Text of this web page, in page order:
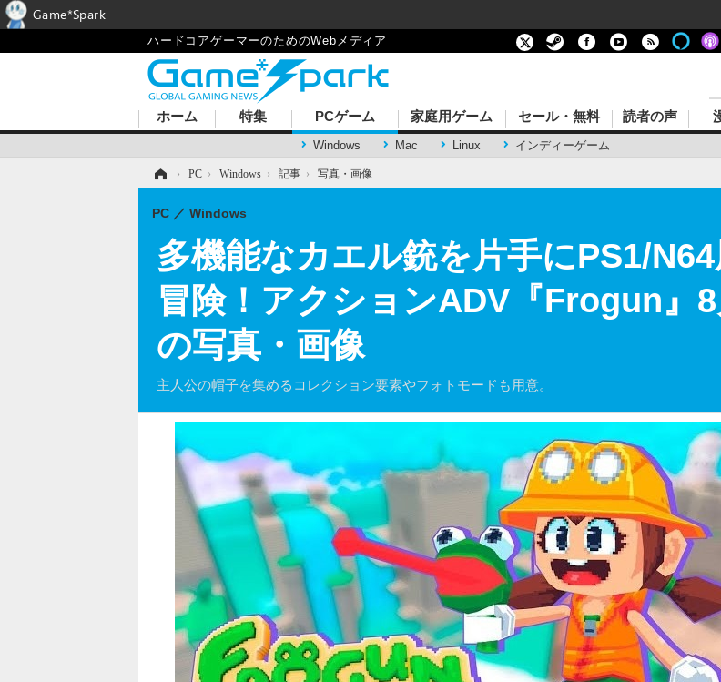
ハードコアゲーマーのためのWebメディア
ホーム 特集 PCゲーム
Windows Mac Linux インディーゲーム
家庭用ゲーム セール・無料 読者の声
› PC › Windows › 記事 › 写真・画像
多機能なカエル銃を片手にPS1/
冒険！アクションADV『Frogun』
の写真・画像
主人公の帽子を集めるコレクション要素やフォトモードも用意。
PC Windows
Game*Spark